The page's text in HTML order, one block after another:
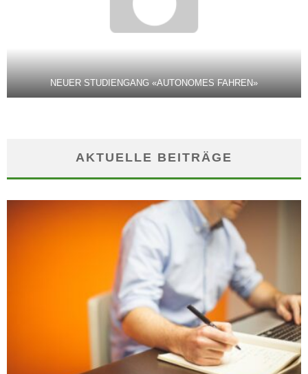
NEUER STUDIENGANG «AUTONOMES FAHREN»
AKTUELLE BEITRÄGE